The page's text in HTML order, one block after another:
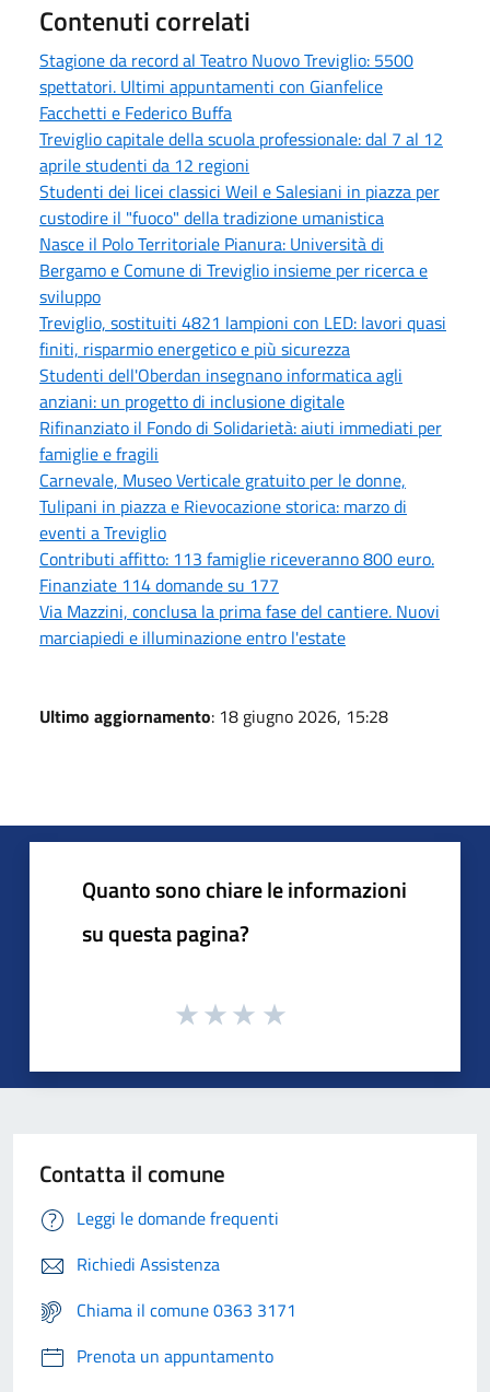
Contenuti correlati
Stagione da record al Teatro Nuovo Treviglio: 5500
spettatori. Ultimi appuntamenti con Gianfelice
Facchetti e Federico Buffa
Treviglio capitale della scuola professionale: dal 7 al 12
aprile studenti da 12 regioni
Studenti dei licei classici Weil e Salesiani in piazza per
custodire il "fuoco" della tradizione umanistica
Nasce il Polo Territoriale Pianura: Università di
Bergamo e Comune di Treviglio insieme per ricerca e
sviluppo
Treviglio, sostituiti 4821 lampioni con LED: lavori quasi
finiti, risparmio energetico e più sicurezza
Studenti dell'Oberdan insegnano informatica agli
anziani: un progetto di inclusione digitale
Rifinanziato il Fondo di Solidarietà: aiuti immediati per
famiglie e fragili
Carnevale, Museo Verticale gratuito per le donne,
Tulipani in piazza e Rievocazione storica: marzo di
eventi a Treviglio
Contributi affitto: 113 famiglie riceveranno 800 euro.
Finanziate 114 domande su 177
Via Mazzini, conclusa la prima fase del cantiere. Nuovi
marciapiedi e illuminazione entro l'estate
Ultimo aggiornamento: 18 giugno 2026, 15:28
Quanto sono chiare le informazioni
su questa pagina?
Contatta il comune
Leggi le domande frequenti
Richiedi Assistenza
Chiama il comune 0363 3171
Prenota un appuntamento